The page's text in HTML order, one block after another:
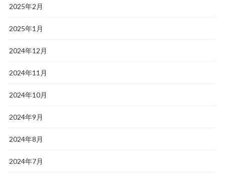
2025年2月
2025年1月
2024年12月
2024年11月
2024年10月
2024年9月
2024年8月
2024年7月